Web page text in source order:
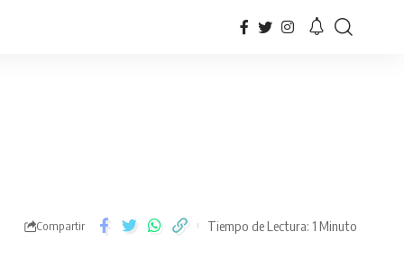
Compartir Tiempo de Lectura: 1 Minuto